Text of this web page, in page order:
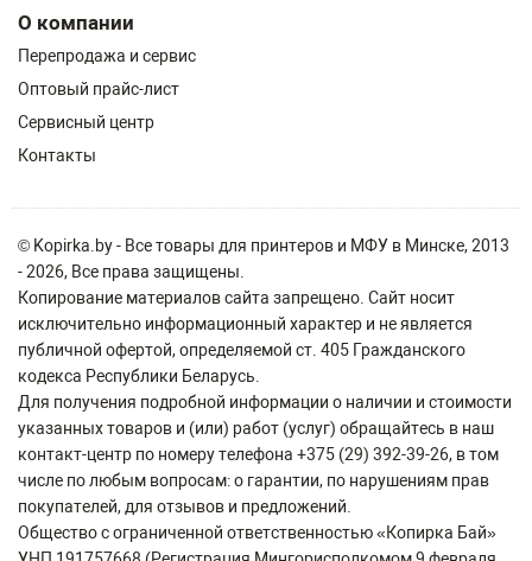
О компании
Перепродажа и сервис
Оптовый прайс-лист
Сервисный центр
Контакты
© Kopirka.by - Все товары для принтеров и МФУ в Минске, 2013
- 2026, Все права защищены.
Копирование материалов сайта запрещено. Сайт носит
исключительно информационный характер и не является
публичной офертой, определяемой ст. 405 Гражданского
кодекса Республики Беларусь.
Для получения подробной информации о наличии и стоимости
указанных товаров и (или) работ (услуг) обращайтесь в наш
контакт-центр по номеру телефона +375 (29) 392-39-26, в том
числе по любым вопросам: о гарантии, по нарушениям прав
покупателей, для отзывов и предложений.
Общество с ограниченной ответственностью «Копирка Бай»